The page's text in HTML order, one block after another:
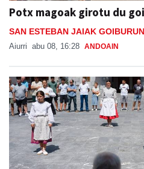
Potx magoak girotu du
SAN ESTEBAN JAIAK
Aiurri abu 08, 16:28 ANDOAIN